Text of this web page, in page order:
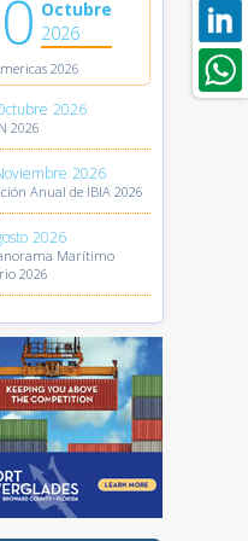
Octubre
2026
2026
2026
2026
2026
Anual de IBIA 2026
2026
Marítimo
2026